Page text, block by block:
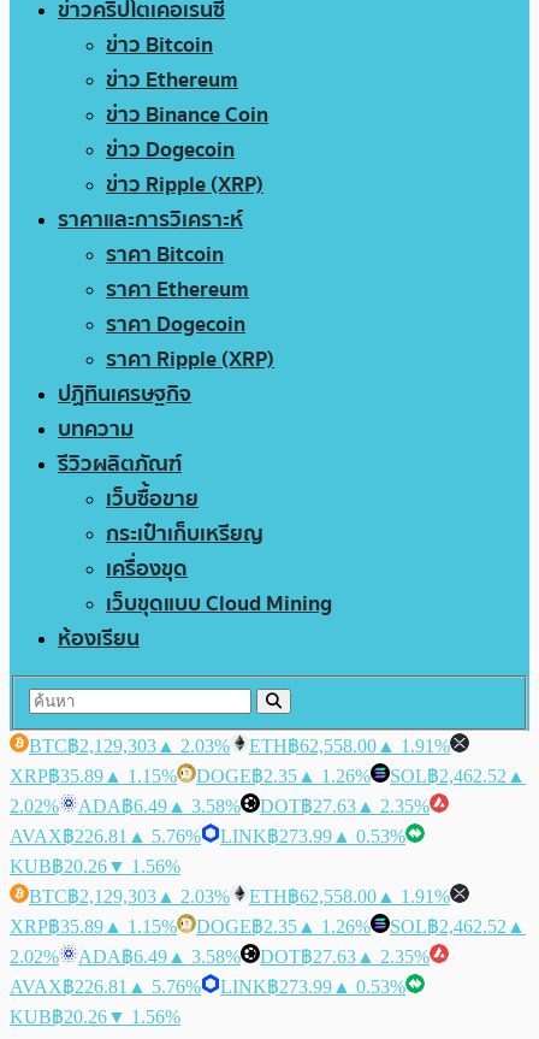
ข่าวคริปโตเคอเรนซี่
ข่าว Bitcoin
ข่าว Ethereum
ข่าว Binance Coin
ข่าว Dogecoin
ข่าว Ripple (XRP)
ราคาและการวิเคราะห์
ราคา Bitcoin
ราคา Ethereum
ราคา Dogecoin
ราคา Ripple (XRP)
ปฏิทินเศรษฐกิจ
บทความ
รีวิวผลิตภัณฑ์
เว็บซื้อขาย
กระเป๋าเก็บเหรียญ
เครื่องขุด
เว็บขุดแบบ Cloud Mining
ห้องเรียน
BTC฿2,129,303 ▲ 2.03% ETH฿62,558.00 ▲ 1.91%
XRP฿35.89 ▲ 1.15% DOGE฿2.35 ▲ 1.26% SOL฿2,462.52 ▲
2.02%
ADA฿6.49 ▲ 3.58% DOT฿27.63 ▲ 2.35%
AVAX฿226.81 ▲ 5.76% LINK฿273.99 ▲ 0.53%
KUB฿20.26▼ 1.56%
BTC฿2,129,303 ▲ 2.03% ETH฿62,558.00 ▲ 1.91%
XRP฿35.89 ▲ 1.15% DOGE฿2.35 ▲ 1.26% SOL฿2,462.52 ▲
2.02%
ADA฿6.49 ▲ 3.58% DOT฿27.63 ▲ 2.35%
AVAX฿226.81 ▲ 5.76% LINK฿273.99 ▲ 0.53%
KUB฿20.26▼ 1.56%